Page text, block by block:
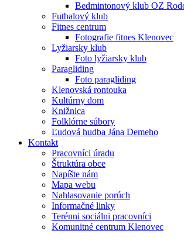
Bedmintonový klub OZ
Futbalový klub
Fitnes centrum
Fotografie fitnes Klenovec
Lyžiarsky klub
Foto lyžiarsky klub
Paragliding
Foto paragliding
Klenovská rontouka
Kultúrny dom
Knižnica
Folklórne súbory
Ľudová hudba Jána Demeho
Kontakt
Pracovníci úradu
Štruktúra obce
Napíšte nám
Mapa webu
Nahlasovanie porúch
Informačné linky
Terénni sociálni pracovníci
Komunitné centrum Klenovec